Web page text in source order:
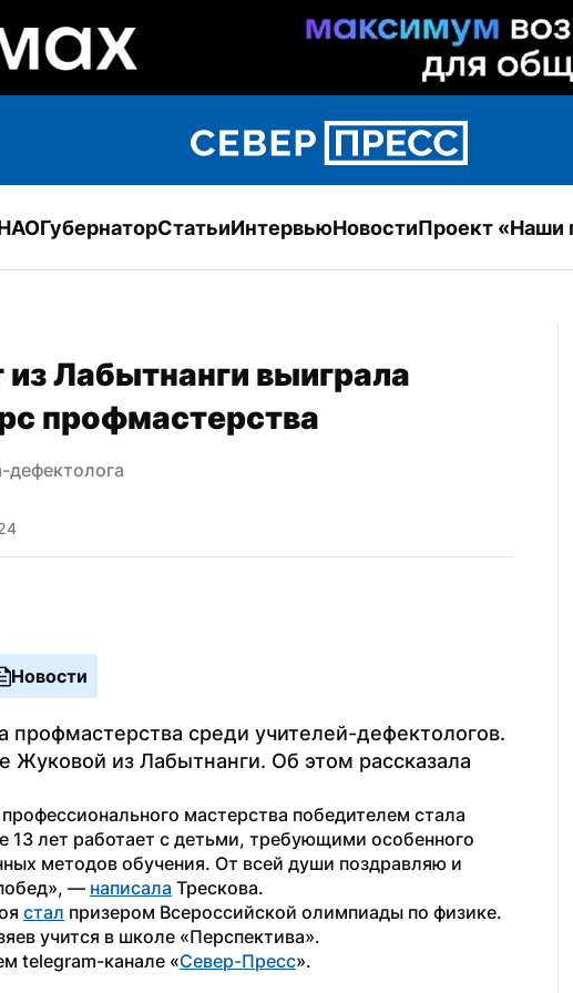
ГубернаторСтатьиИнтервьюНовостиПроект «Наши
Лабытнанги выиграла
профмастерства
дефектолога
Новости
профмастерства среди учителей-дефектологов.
Жуковой из Лабытнанги. Об этом рассказала
мастерства победителем стала
13 лет работает с детьми, требующими особенного
методов обучения. От всей души поздравляю и
— написала Трескова.
стал призером Всероссийской олимпиады по физике.
учится в школе «Перспектива».
telegram-канале «Север-Пресс».